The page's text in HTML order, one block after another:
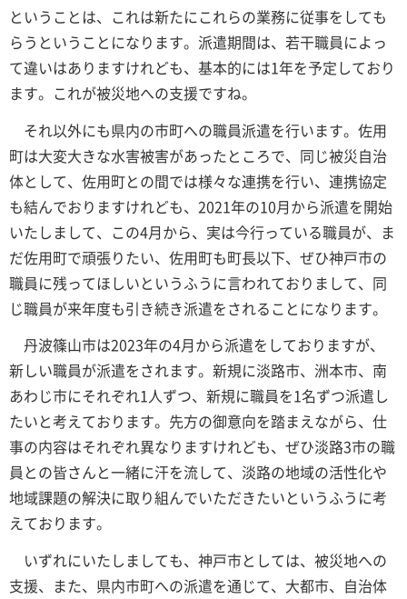
ということは、これは新たにこれらの業務に従事をしても
らうということになります。派遣期間は、若干職員によっ
て違いはありますけれども、基本的には1年を予定しており
ます。これが被災地への支援ですね。
それ以外にも県内の市町への職員派遣を行います。佐用
町は大変大きな水害被害があったところで、同じ被災自治
体として、佐用町との間では様々な連携を行い、連携協定
も結んでおりますけれども、2021年の10月から派遣を開始
いたしまして、この4月から、実は今行っている職員が、ま
だ佐用町で頑張りたい、佐用町も町長以下、ぜひ神戸市の
職員に残ってほしいというふうに言われておりまして、同
じ職員が来年度も引き続き派遣をされることになります。
丹波篠山市は2023年の4月から派遣をしておりますが、
新しい職員が派遣をされます。新規に淡路市、洲本市、南
あわじ市にそれぞれ1人ずつ、新規に職員を1名ずつ派遣し
たいと考えております。先方の御意向を踏まえながら、仕
事の内容はそれぞれ異なりますけれども、ぜひ淡路3市の職
員との皆さんと一緒に汗を流して、淡路の地域の活性化や
地域課題の解決に取り組んでいただきたいというふうに考
えております。
いずれにいたしましても、神戸市としては、被災地への
支援、また、県内市町への派遣を通じて、大都市、自治体